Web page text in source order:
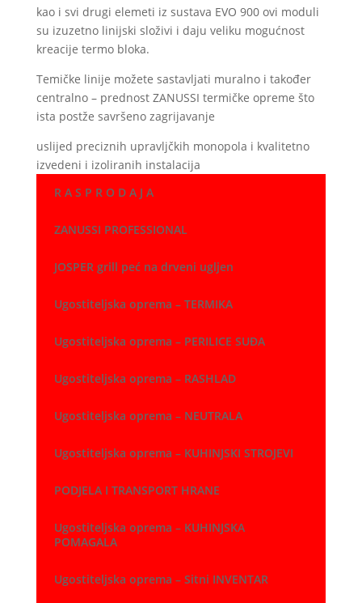
kao i svi drugi elemeti iz sustava EVO 900 ovi moduli
su izuzetno linijski složivi i daju veliku mogućnost
kreacije termo bloka.
Temičke linije možete sastavljati muralno i također
centralno – prednost ZANUSSI termičke opreme što
ista postže savršeno zagrijavanje
uslijed preciznih upravljčkih monopola i kvalitetno
izvedeni i izoliranih instalacija
R A S P R O D A J A
ZANUSSI PROFESSIONAL
JOSPER grill peć na drveni ugljen
Ugostiteljska oprema – TERMIKA
Ugostiteljska oprema – PERILICE SUĐA
Ugostiteljska oprema – RASHLAD
Ugostiteljska oprema – NEUTRALA
Ugostiteljska oprema – KUHINJSKI STROJEVI
PODJELA I TRANSPORT HRANE
Ugostiteljska oprema – KUHINJSKA
POMAGALA
Ugostiteljska oprema – Sitni INVENTAR